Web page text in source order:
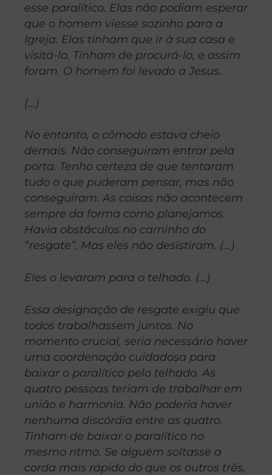
esse paralítico. Elas não podiam esperar
que o homem viesse sozinho para a
Igreja. Elas tinham que ir à sua casa e
visitá-lo. Tinham de procurá-lo, e assim
foram. O homem foi levado a Jesus.
(…)
No entanto, o cômodo estava cheio
demais. Não conseguiram entrar pela
porta. Tenho certeza de que tentaram
tudo o que puderam pensar, mas não
conseguiram. As coisas não acontecem
sempre da forma como planejamos.
Havia obstáculos no caminho do
“resgate”. Mas eles não desistiram. (…)
Eles o levaram para o telhado. (…)
Essa designação de resgate exigiu que
todos trabalhassem juntos. No
momento crucial, seria necessário haver
uma coordenação cuidadosa para
baixar o paralítico pelo telhado. As
quatro pessoas teriam de trabalhar em
união e harmonia. Não poderia haver
nenhuma discórdia entre as quatro.
Tinham de baixar o paralítico no
mesmo ritmo. Se alguém soltasse a
corda mais rápido do que os outros três,